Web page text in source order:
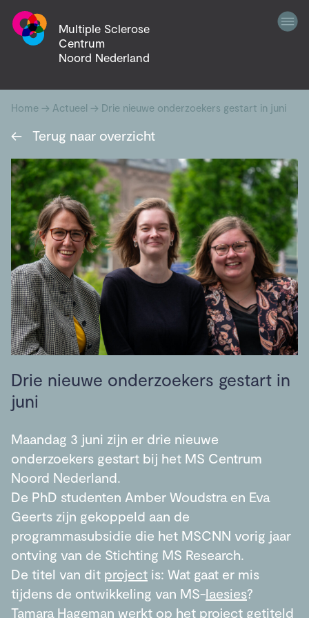
Multiple Sclerose
Centrum
Noord Nederland
Home → Actueel → Drie nieuwe onderzoekers gestart in juni
← Terug naar overzicht
Drie nieuwe onderzoekers gestart in
juni
Maandag 3 juni zijn er drie nieuwe
onderzoekers gestart bij het MS Centrum
Noord Nederland.
De PhD studenten Amber Woudstra en Eva
Geerts zijn gekoppeld aan de
programmasubsidie die het MSCNN vorig jaar
ontving van de Stichting MS Research.
De titel van dit project is: Wat gaat er mis
tijdens de ontwikkeling van MS-laesies?
Tamara Hageman werkt op het project getiteld